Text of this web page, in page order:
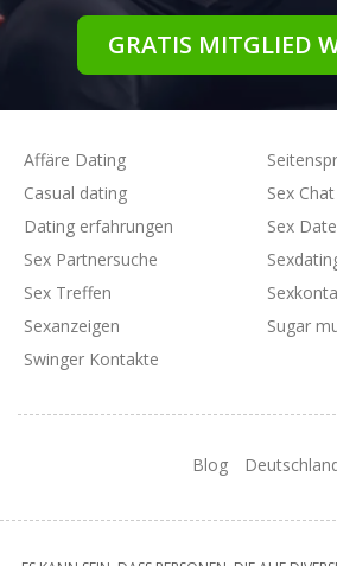
GRATIS MITGLIED
Affäre Dating
Casual dating
Dating erfahrungen
Sex Chat
Sex Date
Sex Partnersuche
Sex Treffen
Sexanzeigen
Sugar
Swinger Kontakte
Blog